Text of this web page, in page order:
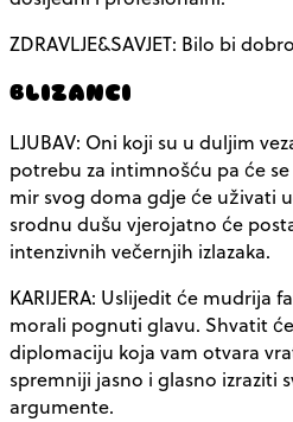
ZDRAVLJE&SAVJET: Bilo bi
BLIZANCI
LJUBAV: Oni koji su u duljim
potrebu za intimnošću pa će
mir svog doma gdje će uživati
srodnu dušu vjerojatno će
intenzivnih večernjih izlazaka.
KARIJERA: Uslijedit će mudrija
morali pognuti glavu. Shvatit
diplomaciju koja vam otvara
spremniji jasno i glasno izraziti
argumente.